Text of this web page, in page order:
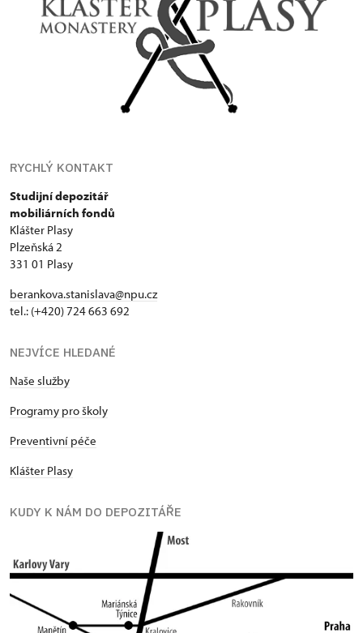
RYCHLÝ KONTAKT
Studijní depozitář
mobiliárních fondů
Klášter Plasy
Plzeňská 2
331 01 Plasy
berankova.stanislava@npu.cz
tel.: (+420) 724 663 692
NEJVÍCE HLEDANÉ
Naše služby
Programy pro školy
Preventivní péče
Klášter Plasy
KUDY K NÁM DO DEPOZITÁŘE